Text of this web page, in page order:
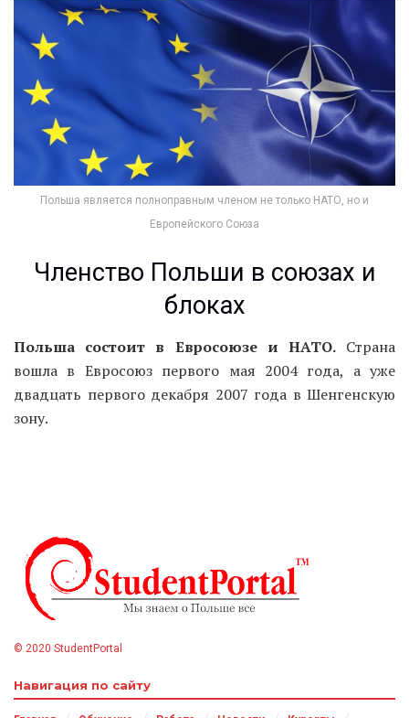
Польша является полноправным членом не только НАТО, но и
Европейского Союза
Членство Польши в союзах и
блоках
Польша состоит в Евросоюзе и НАТО.Страна
вошла в Евросоюз первого мая 2004 года, а уже
двадцать первого декабря 2007 года в Шенгенскую
зону.
© 2020 StudentPortal
Навигация по сайту